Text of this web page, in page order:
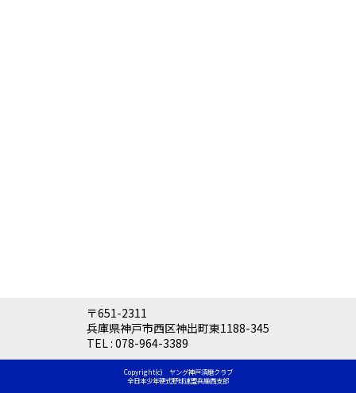
〒651-2311
兵庫県神戸市西区神出町東1188-345
TEL : 078-964-3389
Copyright(c) ヤング神戸須磨クラブ
全日本少年硬式野球連盟兵庫西支部